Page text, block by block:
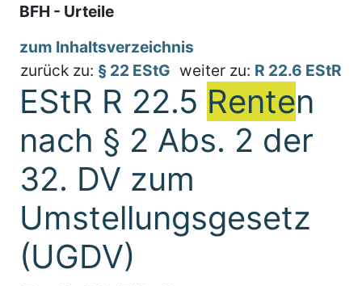
BFH - Urteile
zum Inhaltsverzeichnis
zurück zu: § 22 EStG weiter zu: R 22.6 EStR
EStR R 22.5 Renten
nach § 2 Abs. 2 der
32. DV zum
Umstellungsgesetz
(UGDV)